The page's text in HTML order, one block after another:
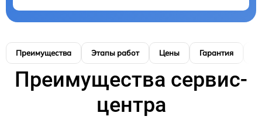
Преимущества Этапы работ Цены Гарантия
Преимущества сервис-
центра